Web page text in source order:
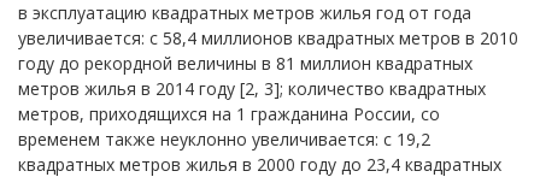
в эксплуатацию квадратных метров жилья год от года
увеличивается: с 58,4 миллионов квадратных метров в 2010
году до рекордной величины в 81 миллион квадратных
метров жилья в 2014 году [2, 3]; количество квадратных
метров, приходящихся на 1 гражданина России, со
временем также неуклонно увеличивается: с 19,2
квадратных метров жилья в 2000 году до 23,4 квадратных